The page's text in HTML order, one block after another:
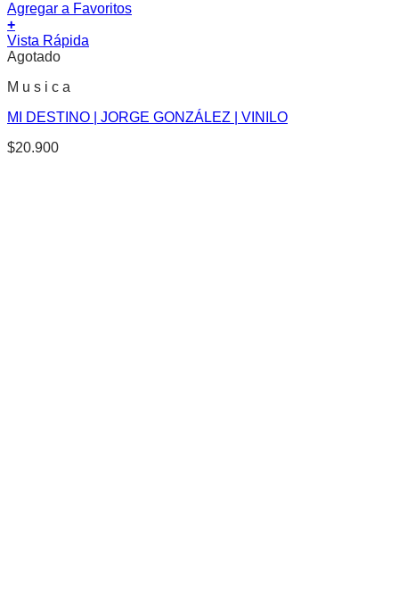
Agregar a Favoritos
+
Vista Rápida
Agotado
M u s i c a
MI DESTINO | JORGE GONZÁLEZ | VINILO
$20.900